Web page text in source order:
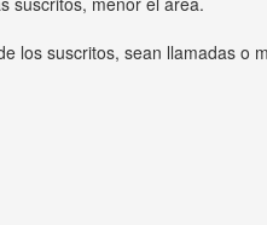
los suscritos, sean llamadas o